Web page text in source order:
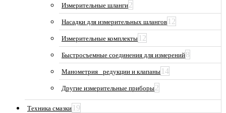
Измерительные шланги2
Насадки для измерительных шлангов 12
Измерительные комплекты 12
Быстросъемные соединения для измерений8
Манометрия_ редукции и клапаны 14
Другие измерительные приборы2
Техника смазки 19